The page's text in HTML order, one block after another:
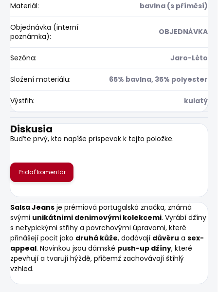
Materiál: bavlna (s příměsí)
Objednávka (interní
poznámka): OBJEDNÁVKA
Sezóna: Jaro-Léto
Složení materiálu: 65% bavlna, 35% polyester
Výstřih: kulatý
Diskusia
Buďte prvý, kto napíše príspevok k tejto položke.
Pridať komentár
Salsa Jeans je prémiová portugalská značka, známá
svými unikátními denimovými kolekcemi. Vyrábí džíny
s netypickými střihy a povrchovými úpravami, které
přinášejí pocit jako druhá kůže, dodávají důvěru a sex-
appeal. Novinkou jsou dámské push-up džíny, které
zpevňují a tvarují hýždě, přičemž zachovávají štíhlý
vzhled.